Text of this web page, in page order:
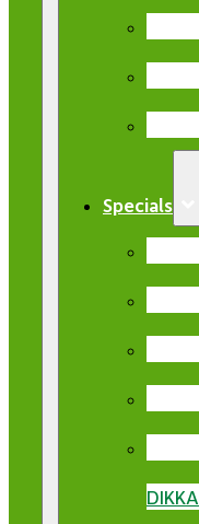
Specials
DIKKA